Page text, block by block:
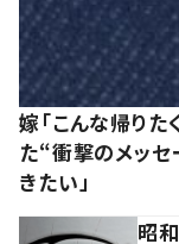
嫁「こんな帰りた
た“衝撃のメッセ
きたい」
昭